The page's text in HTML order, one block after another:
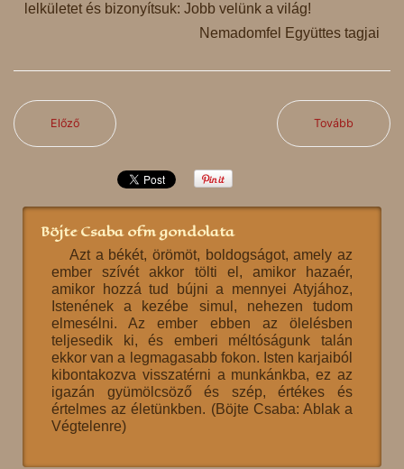
lelkületet és bizonyítsuk: Jobb velünk a világ!
Nemadomfel Együttes tagjai
Előző Tovább
Böjte Csaba ofm gondolata
Azt a békét, örömöt, boldogságot, amely az
ember szívét akkor tölti el, amikor hazaér,
amikor hozzá tud bújni a mennyei Atyjához,
Istenének a kezébe simul, nehezen tudom
elmesélni. Az ember ebben az ölelésben
teljesedik ki, és emberi méltóságunk talán
ekkor van a legmagasabb fokon. Isten karjaiból
kibontakozva visszatérni a munkánkba, ez az
igazán gyümölcsöző és szép, értékes és
értelmes az életünkben. (Böjte Csaba: Ablak a
Végtelenre)